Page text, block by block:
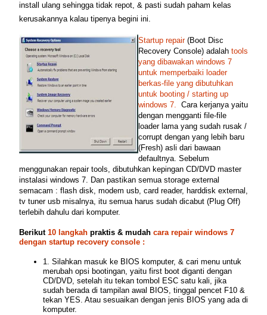
install ulang sehingga tidak repot, & pasti sudah paham kelas
kerusakannya kalau tipenya begini ini.
Startup repair(Boot Disc
Recovery Console) adalah tools
yang dibawakan windows 7
untuk memperbaiki loader
berkas-file yang dibutuhkan
untuk booting / starting up
windows 7. Cara kerjanya yaitu
dengan mengganti file-file
loader lama yang sudah rusak /
corrupt dengan yang lebih baru
(Fresh) asli dari bawaan
defaultnya. Sebelum
menggunakan repair tools, dibutuhkan kepingan CD/DVD master
instalasi windows 7. Dan pastikan semua storage external
semacam : flash disk, modem usb, card reader, harddisk external,
tv tuner usb misalnya, itu semua harus sudah dicabut (Plug Off)
terlebih dahulu dari komputer.
Berikut 10 langkah praktis & mudah cara repair windows 7
dengan startup recovery console :
1. Silahkan masuk ke BIOS komputer, & cari menu untuk
merubah opsi bootingan, yaitu first boot diganti dengan
CD/DVD, setelah itu tekan tombol ESC satu kali, jika
sudah berada di tampilan awal BIOS, tinggal pencet F10 &
tekan YES. Atau sesuaikan dengan jenis BIOS yang ada di
komputer.